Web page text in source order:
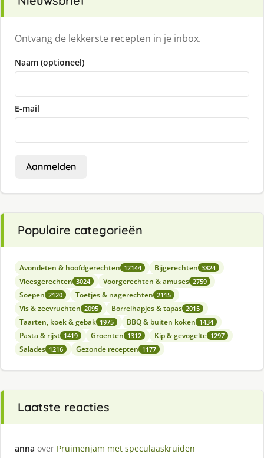
Ontvang de lekkerste recepten in je inbox.
Naam (optioneel)
E-mail
Aanmelden
Populaire categorieën
Avondeten & hoofdgerechten 12144 Bijgerechten 3824
Vleesgerechten 3024 Voorgerechten & amuses 2759
Soepen 2120 Toetjes & nagerechten 2115
Vis & zeevruchten 2095 Borrelhapjes & tapas 2015
Taarten, koek & gebak 1975 BBQ & buiten koken 1434
Pasta & rijst 1419 Groenten 1312 Kip & gevogelte 1297
Salades 1216 Gezonde recepten 1177
Laatste reacties
anna over Pruimenjam met speculaaskruiden